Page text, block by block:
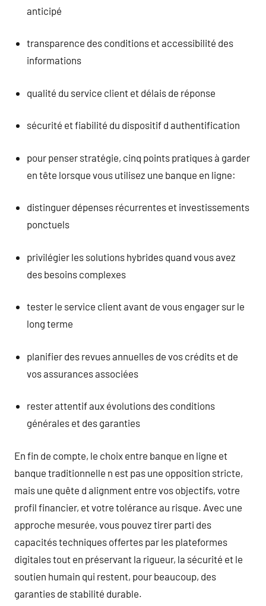
anticipé
transparence des conditions et accessibilité des
informations
qualité du service client et délais de réponse
sécurité et fiabilité du dispositif d authentification
pour penser stratégie, cinq points pratiques à garder
en tête lorsque vous utilisez une banque en ligne:
distinguer dépenses récurrentes et investissements
ponctuels
privilégier les solutions hybrides quand vous avez
des besoins complexes
tester le service client avant de vous engager sur le
long terme
planifier des revues annuelles de vos crédits et de
vos assurances associées
rester attentif aux évolutions des conditions
générales et des garanties
En fin de compte, le choix entre banque en ligne et
banque traditionnelle n est pas une opposition stricte,
mais une quête d alignment entre vos objectifs, votre
profil financier, et votre tolérance au risque. Avec une
approche mesurée, vous pouvez tirer parti des
capacités techniques offertes par les plateformes
digitales tout en préservant la rigueur, la sécurité et le
soutien humain qui restent, pour beaucoup, des
garanties de stabilité durable.